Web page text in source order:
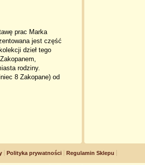
prac Marka
jest część
dzieł tego
rodziny.
8 Zakopane) od
Polityka prywatności Regulamin Sklepu